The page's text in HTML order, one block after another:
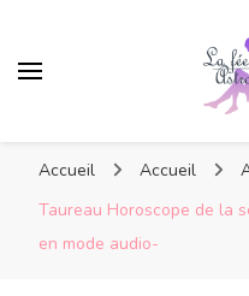
Accueil Accueil
Taureau Horoscope de la
en mode audio-